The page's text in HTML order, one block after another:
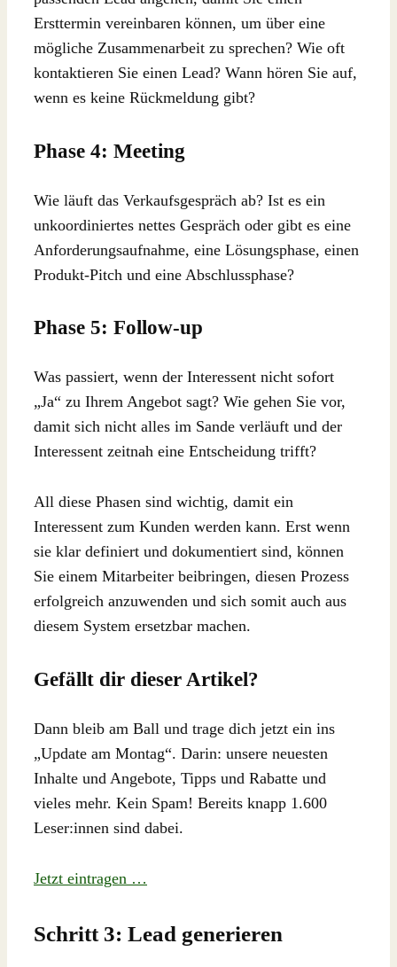
Ersttermin vereinbaren können, um über eine
mögliche Zusammenarbeit zu sprechen? Wie oft
kontaktieren Sie einen Lead? Wann hören Sie auf,
wenn es keine Rückmeldung gibt?
Phase 4: Meeting
Wie läuft das Verkaufsgespräch ab? Ist es ein
unkoordiniertes nettes Gespräch oder gibt es eine
Anforderungsaufnahme, eine Lösungsphase, einen
Produkt-Pitch und eine Abschlussphase?
Phase 5: Follow-up
Was passiert, wenn der Interessent nicht sofort
„Ja“ zu Ihrem Angebot sagt? Wie gehen Sie vor,
damit sich nicht alles im Sande verläuft und der
Interessent zeitnah eine Entscheidung trifft?
All diese Phasen sind wichtig, damit ein
Interessent zum Kunden werden kann. Erst wenn
sie klar definiert und dokumentiert sind, können
Sie einem Mitarbeiter beibringen, diesen Prozess
erfolgreich anzuwenden und sich somit auch aus
diesem System ersetzbar machen.
Gefällt dir dieser Artikel?
Dann bleib am Ball und trage dich jetzt ein ins
„Update am Montag“. Darin: unsere neuesten
Inhalte und Angebote, Tipps und Rabatte und
vieles mehr. Kein Spam! Bereits knapp 1.600
Leser:innen sind dabei.
Jetzt eintragen …
Schritt 3: Lead generieren